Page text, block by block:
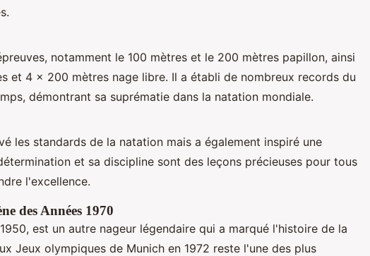
notamment le 100 mètres et le 200 mètres papillon, ainsi
et 4 × 200 mètres nage libre. Il a établi de nombreux records du
démontrant sa suprématie dans la natation mondiale.
les standards de la natation mais a également inspiré une
et sa discipline sont des leçons précieuses pour tous
l'excellence.
des Années 1970
est un autre nageur légendaire qui a marqué l'histoire de la
Jeux olympiques de Munich en 1972 reste l'une des plus